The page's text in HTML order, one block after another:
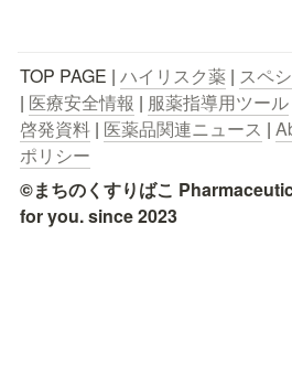
TOP PAGE | ハイリスク薬 | スペ
| 医療安全情報 | 服薬指導用ツール
啓発資料 | 医薬品関連ニュース |
ポリシー
©まちのくすりばこ
for you. since 2023